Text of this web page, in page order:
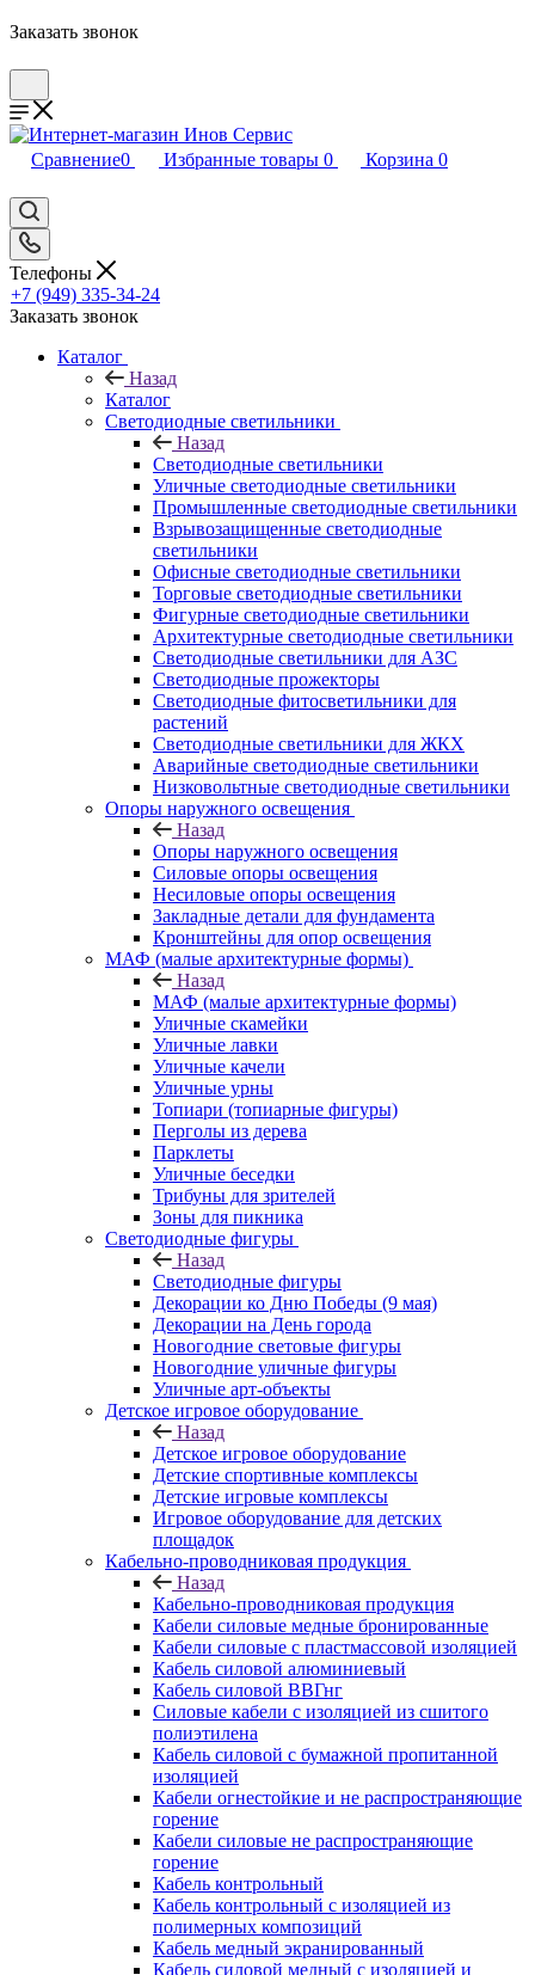
Заказать звонок
Сравнение0 Избранные товары 0 Корзина 0
Телефоны
+7 (949) 335-34-24
Заказать звонок
Каталог
Назад
Каталог
Светодиодные светильники
Назад
Светодиодные светильники
Уличные светодиодные светильники
Промышленные светодиодные светильники
Взрывозащищенные светодиодные
светильники
Офисные светодиодные светильники
Торговые светодиодные светильники
Фигурные светодиодные светильники
Архитектурные светодиодные светильники
Светодиодные светильники для АЗС
Светодиодные прожекторы
Светодиодные фитосветильники для
растений
Светодиодные светильники для ЖКХ
Аварийные светодиодные светильники
Низковольтные светодиодные светильники
Опоры наружного освещения
Назад
Опоры наружного освещения
Силовые опоры освещения
Несиловые опоры освещения
Закладные детали для фундамента
Кронштейны для опор освещения
МАФ (малые архитектурные формы)
Назад
МАФ (малые архитектурные формы)
Уличные скамейки
Уличные лавки
Уличные качели
Уличные урны
Топиари (топиарные фигуры)
Перголы из дерева
Парклеты
Уличные беседки
Трибуны для зрителей
Зоны для пикника
Светодиодные фигуры
Назад
Светодиодные фигуры
Декорации ко Дню Победы (9 мая)
Декорации на День города
Новогодние световые фигуры
Новогодние уличные фигуры
Уличные арт-объекты
Детское игровое оборудование
Назад
Детское игровое оборудование
Детские спортивные комплексы
Детские игровые комплексы
Игровое оборудование для детских
площадок
Кабельно-проводниковая продукция
Назад
Кабельно-проводниковая продукция
Кабели силовые медные бронированные
Кабели силовые с пластмассовой изоляцией
Кабель силовой алюминиевый
Кабель силовой ВВГнг
Силовые кабели с изоляцией из сшитого
полиэтилена
Кабель силовой с бумажной пропитанной
изоляцией
Кабели огнестойкие и не распространяющие
горение
Кабели силовые не распространяющие
горение
Кабель контрольный
Кабель контрольный с изоляцией из
полимерных композиций
Кабель медный экранированный
Кабель силовой медный с изоляцией и